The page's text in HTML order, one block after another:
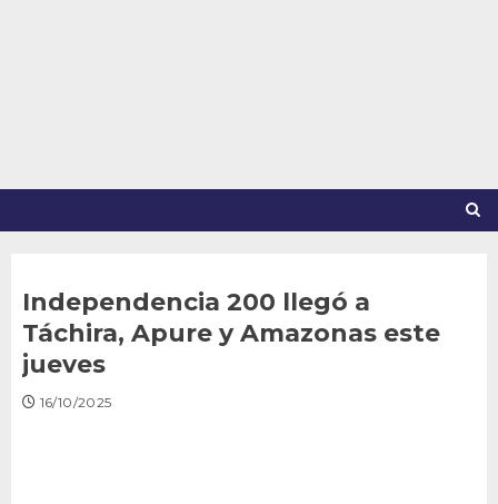
Independencia 200 llegó a
Táchira, Apure y Amazonas este
jueves
16/10/2025